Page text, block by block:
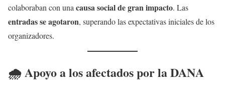
colaboraban con una causa social de gran impacto. Las
entradas se agotaron, superando las expectativas iniciales de los
organizadores.
🌧️ Apoyo a los afectados por la DANA